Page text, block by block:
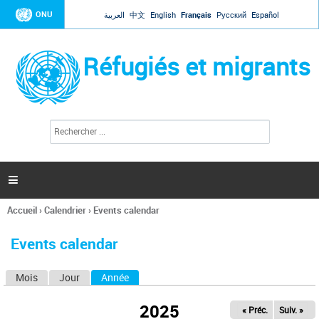
Jump to navigation
ONU العربية 中文 English Français Русский Español
Réfugiés et migrants
l
c
h
e

Vous
ici
Accueil›Calendrier› Events calendar
Events calendar
Mois Jour Année
2025 « Préc. Suiv. »